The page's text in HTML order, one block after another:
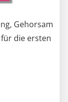
Gehorsam
die ersten